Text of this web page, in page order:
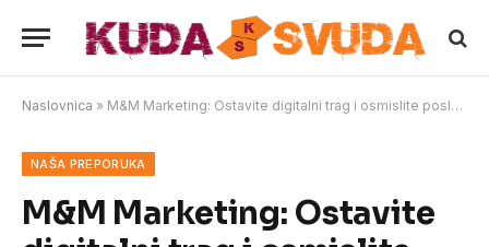
Naslovnica » M&M Marketing: Ostavite digitalni trag i osmislite poslovanje u jedinstvenoj marketinškoj agenciji
NAŠA PREPORUKA
M&M Marketing: Ostavite